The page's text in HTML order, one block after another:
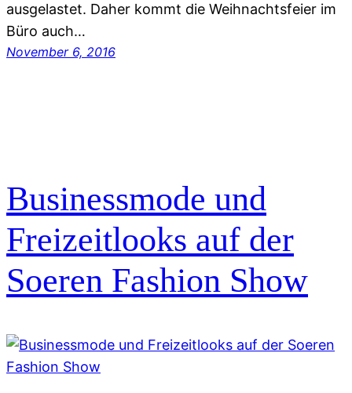
ausgelastet. Daher kommt die Weihnachtsfeier im
Büro auch…
November 6, 2016
Businessmode und
Freizeitlooks auf der
Soeren Fashion Show